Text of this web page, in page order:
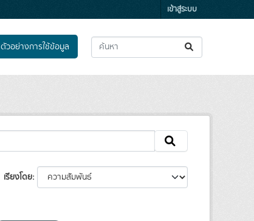
เข้าสู่ระบบ
ตัวอย่างการใช้ข้อมูล
เรียงโดย